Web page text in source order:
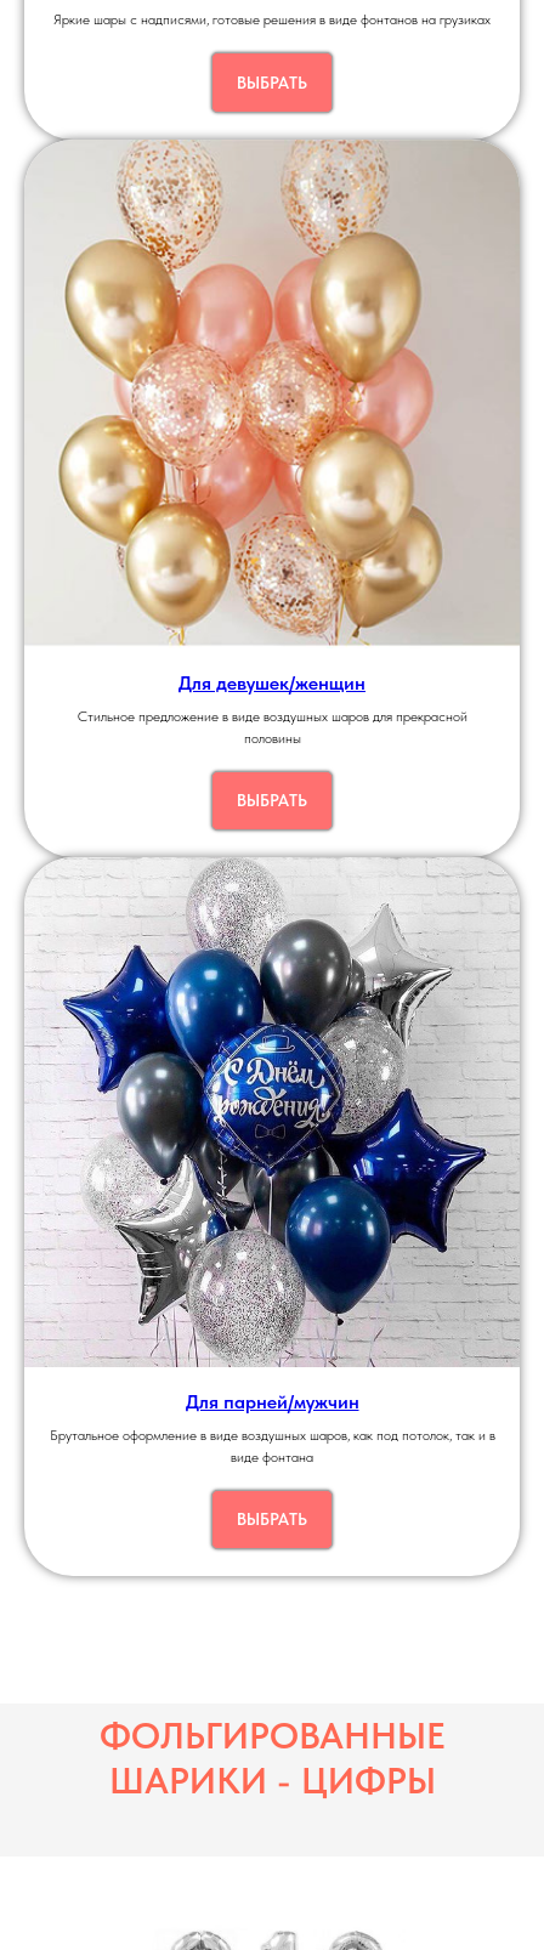
Яркие шары с надписями, готовые решения в виде фонтанов на грузиках
ВЫБРАТЬ
Для девушек/женщин
Стильное предложение в виде воздушных шаров для прекрасной
половины
ВЫБРАТЬ
Для парней/мужчин
Брутальное оформление в виде воздушных шаров, как под потолок, так и в
виде фонтана
ВЫБРАТЬ
ФОЛЬГИРОВАННЫЕ
ШАРИКИ - ЦИФРЫ